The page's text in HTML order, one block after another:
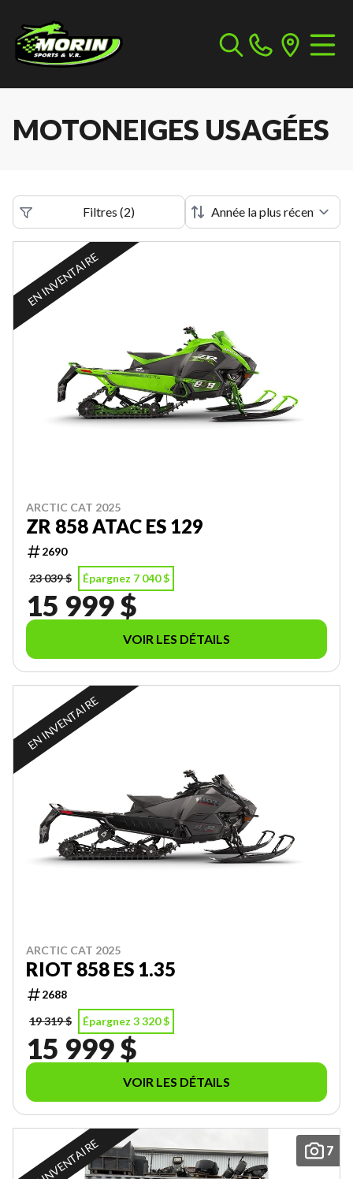
MOTONEIGES USAGÉES
Filtres (2)
EN INVENTAIRE
ARCTIC CAT 2025
ZR 858 ATAC ES 129
2690
23 039 $
Épargnez 7 040 $
15 999 $
VOIR LES DÉTAILS
EN INVENTAIRE
ARCTIC CAT 2025
RIOT 858 ES 1.35
2688
19 319 $
Épargnez 3 320 $
15 999 $
VOIR LES DÉTAILS
7
EN INVENTAIRE